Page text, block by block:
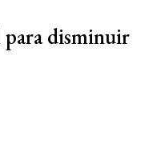
disminuir